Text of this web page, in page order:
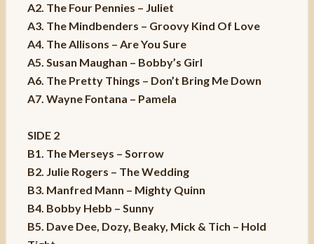
A2. The Four Pennies – Juliet
A3. The Mindbenders – Groovy Kind Of Love
A4. The Allisons – Are You Sure
A5. Susan Maughan – Bobby’s Girl
A6. The Pretty Things – Don’t Bring Me Down
A7. Wayne Fontana – Pamela
SIDE 2
B1. The Merseys – Sorrow
B2. Julie Rogers – The Wedding
B3. Manfred Mann – Mighty Quinn
B4. Bobby Hebb – Sunny
B5. Dave Dee, Dozy, Beaky, Mick & Tich – Hold